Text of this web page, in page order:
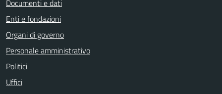
Documenti e dati
Enti e fondazioni
Organi di governo
Personale amministrativo
Politici
Uffici